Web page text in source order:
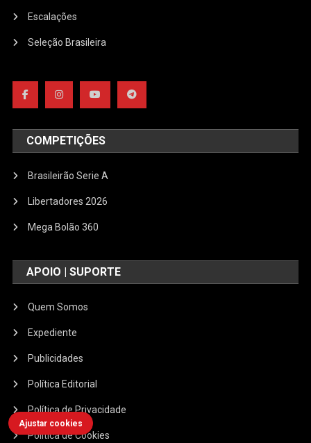
Escalações
Seleção Brasileira
COMPETIÇÕES
Brasileirão Serie A
Libertadores 2026
Mega Bolão 360
APOIO | SUPORTE
Quem Somos
Expediente
Publicidades
Política Editorial
Política de Privacidade
Política de Cookies
Ajustar cookies